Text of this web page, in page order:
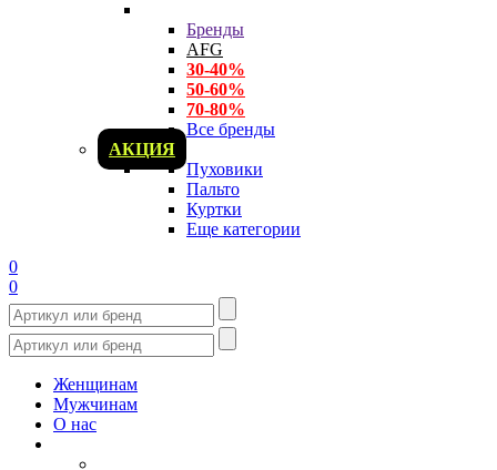
Бренды
AFG
30-40%
50-60%
70-80%
Все бренды
АКЦИЯ
Пуховики
Пальто
Куртки
Еще категории
0
0
Женщинам
Мужчинам
О нас